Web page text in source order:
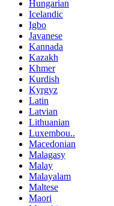
Hungarian
Icelandic
Igbo
Javanese
Kannada
Kazakh
Khmer
Kurdish
Kyrgyz
Latin
Latvian
Lithuanian
Luxembou..
Macedonian
Malagasy
Malay
Malayalam
Maltese
Maori